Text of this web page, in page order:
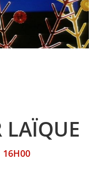
LAÏQUE
16H00